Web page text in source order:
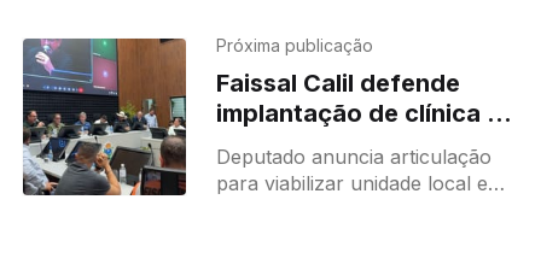
entregou uma ambulância
emendas parlamentares
enviadas por
Próxima publicação
Faissal Calil defende
implantação de clínica de
hemodiálise em Nova
Mutum
Deputado anuncia articulação
para viabilizar unidade local e